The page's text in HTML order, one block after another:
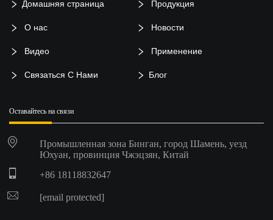
Домашняя страница Продукция
О нас Новости
Видео Применение
Связаться С Нами Блог
Оставайтесь на связи
Промышленная зона Бинган, город Шамень, уезд
Юхуан, провинция Чжэцзян, Китай
+86 18118832647
[email protected]